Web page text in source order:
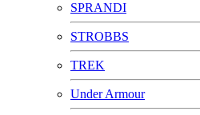
SPRANDI
STROBBS
TREK
Under Armour